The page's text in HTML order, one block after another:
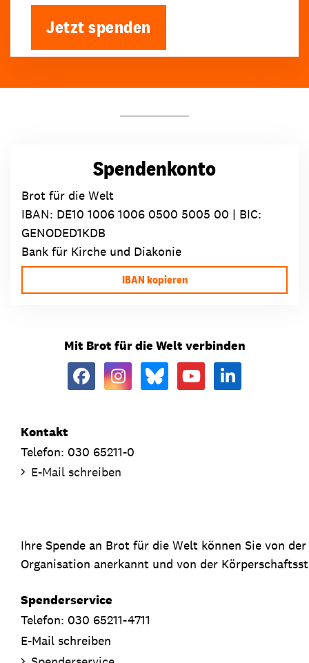
Jetzt spenden
Spendenkonto
Brot für die Welt
IBAN: DE10 1006 1006 0500 5005 00 | BIC:
GENODED1KDB
Bank für Kirche und Diakonie
IBAN kopieren
Mit Brot für die Welt verbinden
Kontakt
Telefon: 030 65211-0
E-Mail schreiben
Ihre Spende an Brot für die Welt können Sie von
Organisation anerkannt und von der
Spenderservice
Telefon: 030 65211-4711
E-Mail schreiben